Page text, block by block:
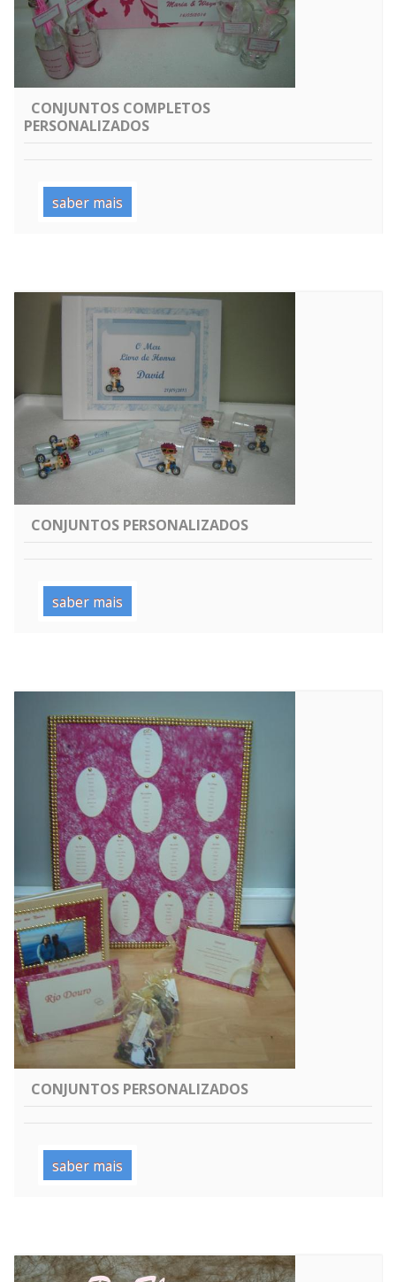
CONJUNTOS COMPLETOS
PERSONALIZADOS
saber mais
CONJUNTOS PERSONALIZADOS
saber mais
CONJUNTOS PERSONALIZADOS
saber mais